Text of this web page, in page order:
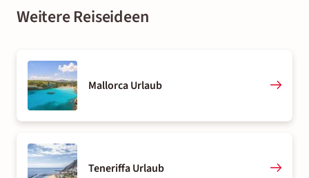
Weitere Reiseideen
Mallorca Urlaub
Teneriffa Urlaub